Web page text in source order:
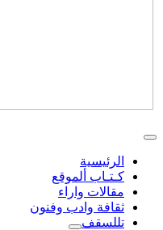
الرئيسية
كـتـاب ألموقع
مقالات واراء
ثقافة وادب وفنون
تللسقف